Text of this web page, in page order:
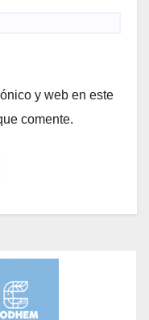
y web en este
comente.